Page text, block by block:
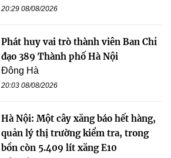
20:29 08/08/2026
Phát huy vai trò thành viên Ban Chỉ
đạo 389 Thành phố Hà Nội
Đông Hà
20:03 08/08/2026
Hà Nội: Một cây xăng báo hết hàng,
quản lý thị trường kiểm tra, trong
bồn còn 5.409 lít xăng E10